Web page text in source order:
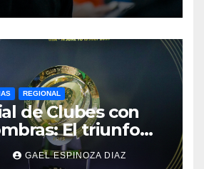
REGIONAL
de Clubes con
El triunfo
y las lecciones
GAEL ESPINOZA DIAZ